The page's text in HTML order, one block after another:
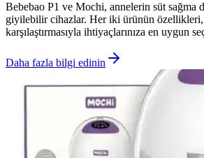
Bebebao P1 ve Mochi, annelerin süt sağma
giyilebilir cihazlar. Her iki ürünün özellikleri,
karşılaştırmasıyla ihtiyaçlarınıza en uygun
Daha fazla bilgi edinin